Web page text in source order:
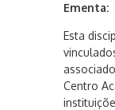
Ementa:
Esta
Centro